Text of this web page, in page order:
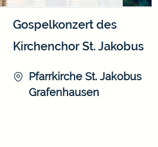
Gospelkonzert des
Kirchenchor St. Jakobus
Pfarrkirche St. Jakobus
Grafenhausen